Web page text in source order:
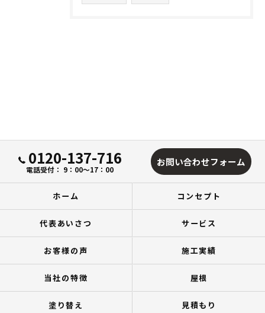
0120-137-716
電話受付： 9：00～17：00
お問い合わせフォーム
ホーム コンセプト
代表あいさつ サービス
お客様の声 施工実績
当社の特徴 屋根
塗り替え 見積もり